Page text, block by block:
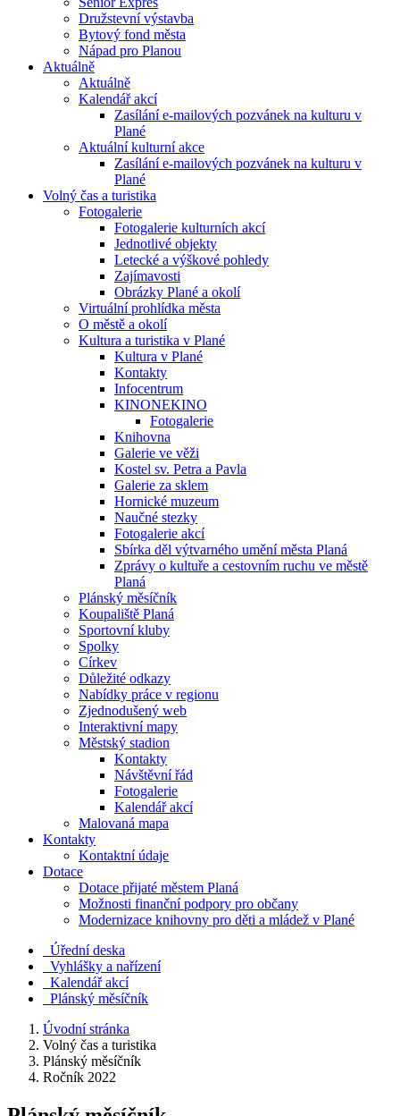
Družstevní výstavba
Bytový fond města
Nápad pro Planou
Aktuálně
Aktuálně
Kalendář akcí
Zasílání e-mailových pozvánek na kulturu v
Plané
Aktuální kulturní akce
Zasílání e-mailových pozvánek na kulturu v
Plané
Volný čas a turistika
Fotogalerie
Fotogalerie kulturních akcí
Jednotlivé objekty
Letecké a výškové pohledy
Zajímavosti
Obrázky Plané a okolí
Virtuální prohlídka města
O městě a okolí
Kultura a turistika v Plané
Kultura v Plané
Kontakty
Infocentrum
KINONEKINO
Fotogalerie
Knihovna
Galerie ve věži
Kostel sv. Petra a Pavla
Galerie za sklem
Hornické muzeum
Naučné stezky
Fotogalerie akcí
Sbírka děl výtvarného umění města Planá
Zprávy o kultuře a cestovním ruchu ve městě
Planá
Plánský měsíčník
Koupaliště Planá
Sportovní kluby
Spolky
Církev
Důležité odkazy
Nabídky práce v regionu
Zjednodušený web
Interaktivní mapy
Městský stadion
Kontakty
Návštěvní řád
Fotogalerie
Kalendář akcí
Malovaná mapa
Kontakty
Kontaktní údaje
Dotace
Dotace přijaté městem Planá
Možnosti finanční podpory pro občany
Modernizace knihovny pro děti a mládež v Plané
Úřední deska
Vyhlášky a nařízení
Kalendář akcí
Plánský měsíčník
Úvodní stránka
Volný čas a turistika
Plánský měsíčník
Ročník 2022